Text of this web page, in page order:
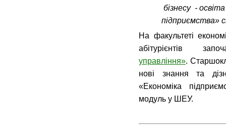
бізнесу -
підприємства»
На факультеті
абітурієнтів
управління».
нові знання та
«Економіка
модуль у ШЕУ.